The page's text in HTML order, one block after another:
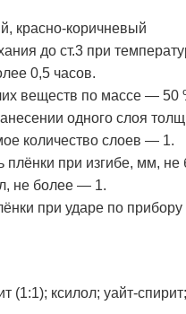
красно-коричневый
до ст.3 при
0,5 часов.
веществ по массе — 50
одного слоя
количество слоев — 1.
плёнки при изгибе, мм,
не более — 1.
при ударе по
(1:1); ксилол; уайт-